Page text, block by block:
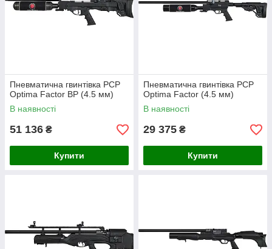
Пневматична гвинтівка PCP
Optima Factor BP (4.5 мм)
В наявності
51 136 ₴
Купити
Пневматична гвинтівка PCP
Optima Factor (4.5 мм)
В наявності
29 375 ₴
Купити